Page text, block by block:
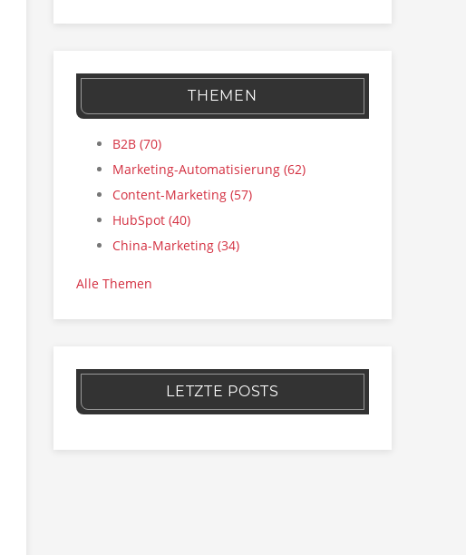
THEMEN
B2B (70)
Marketing-Automatisierung (62)
Content-Marketing (57)
HubSpot (40)
China-Marketing (34)
Alle Themen
LETZTE POSTS